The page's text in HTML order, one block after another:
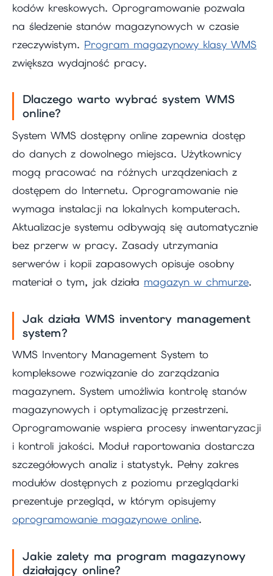
kodów kreskowych. Oprogramowanie pozwala
na śledzenie stanów magazynowych w czasie
rzeczywistym. Program magazynowy klasy WMS
zwiększa wydajność pracy.
Dlaczego warto wybrać system WMS
online?
System WMS dostępny online zapewnia dostęp
do danych z dowolnego miejsca. Użytkownicy
mogą pracować na różnych urządzeniach z
dostępem do Internetu. Oprogramowanie nie
wymaga instalacji na lokalnych komputerach.
Aktualizacje systemu odbywają się automatycznie
bez przerw w pracy. Zasady utrzymania
serwerów i kopii zapasowych opisuje osobny
materiał o tym, jak działa magazyn w chmurze.
Jak działa WMS inventory management
system?
WMS Inventory Management System to
kompleksowe rozwiązanie do zarządzania
magazynem. System umożliwia kontrolę stanów
magazynowych i optymalizację przestrzeni.
Oprogramowanie wspiera procesy inwentaryzacji
i kontroli jakości. Moduł raportowania dostarcza
szczegółowych analiz i statystyk. Pełny zakres
modułów dostępnych z poziomu przeglądarki
prezentuje przegląd, w którym opisujemy
oprogramowanie magazynowe online.
Jakie zalety ma program magazynowy
działający online?